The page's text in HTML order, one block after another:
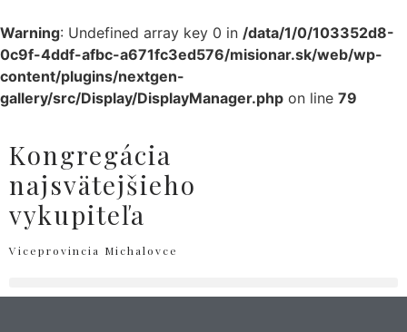
Warning: Undefined array key 0 in /data/1/0/103352d8-
0c9f-4ddf-afbc-a671fc3ed576/misionar.sk/web/wp-
content/plugins/nextgen-
gallery/src/Display/DisplayManager.php on line 79
Kongregácia
najsvätejšieho
vykupiteľa
Viceprovincia Michalovce